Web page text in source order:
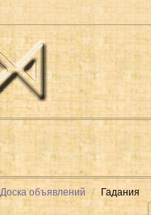
Доска объявлений Гадания